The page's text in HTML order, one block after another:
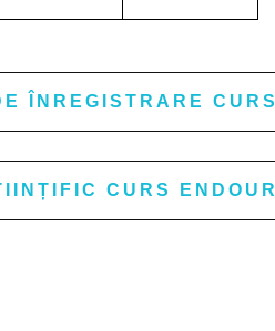
ÎNREGISTRARE
CURS